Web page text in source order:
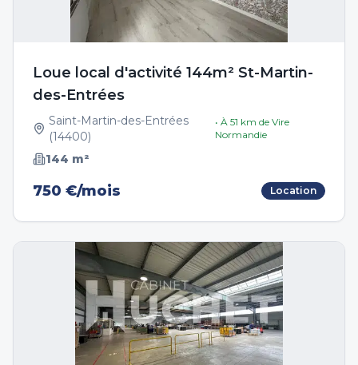
Loue local d'activité 144m² St-Martin-
des-Entrées
Saint-Martin-des-Entrées
(14400)
• À 51 km de Vire
Normandie
144 m²
750 €/mois Location